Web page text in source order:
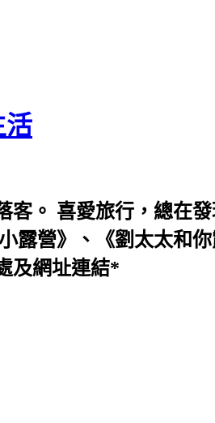
活
客。 喜愛旅行，總在
露營》、《劉太太和
及網址連結*